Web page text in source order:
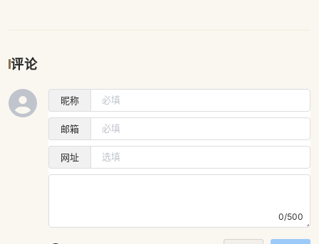
评论
昵称
邮箱
网址
0/500